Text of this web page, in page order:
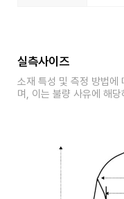
실측사이즈
소재 특성 및 측정 방법
며, 이는 불량 사유에 해